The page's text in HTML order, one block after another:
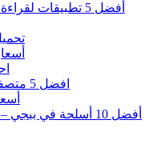
تحميل افضل
افضل 5 متصفحات خفيفه لعام 2023 للأندرويد
أفضل 10 أسلحة في